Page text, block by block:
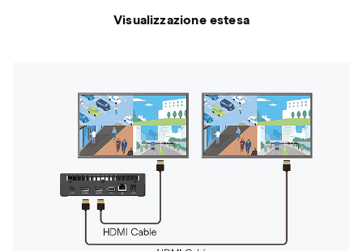
Visualizzazione estesa